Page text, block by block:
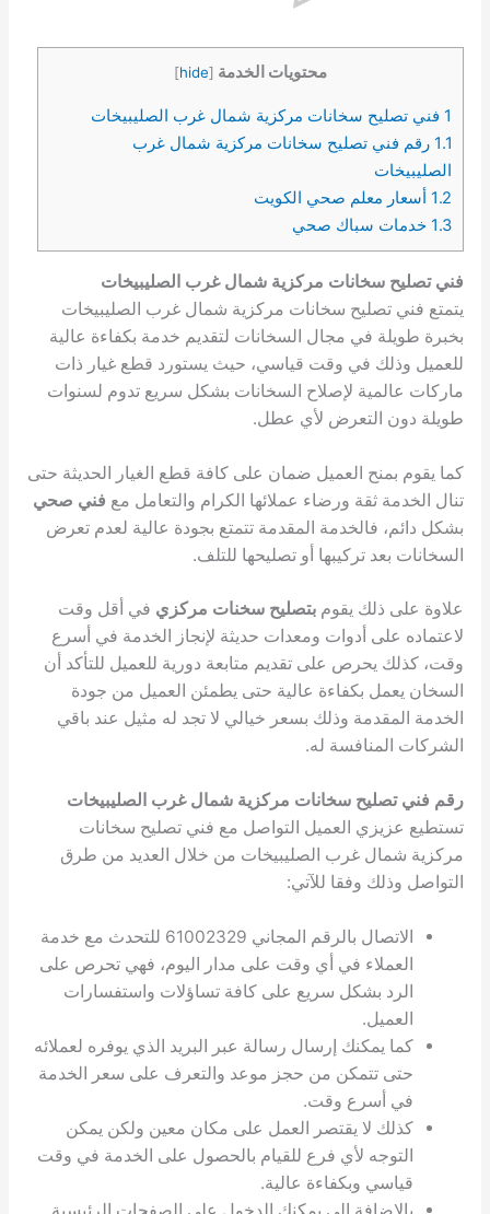
محتويات الخدمة [
hide
]
1فني تصليح سخانات مركزية شمال غرب الصليبيخات
1.1رقم فني تصليح سخانات مركزية شمال غرب
الصليبيخات
1.2أسعار معلم صحي الكويت
1.3خدمات سباك صحي
فني تصليح سخانات مركزية شمال غرب الصليبيخات
يتمتع فني تصليح سخانات مركزية شمال غرب الصليبيخات
بخبرة طويلة في مجال السخانات لتقديم خدمة بكفاءة عالية
للعميل وذلك في وقت قياسي، حيث يستورد قطع غيار ذات
ماركات عالمية لإصلاح السخانات بشكل سريع تدوم لسنوات
طويلة دون التعرض لأي عطل.
كما يقوم بمنح العميل ضمان على كافة قطع الغيار الحديثة حتى
تنال الخدمة ثقة ورضاء عملائها الكرام والتعامل مع فني صحي
بشكل دائم، فالخدمة المقدمة تتمتع بجودة عالية لعدم تعرض
السخانات بعد تركيبها أو تصليحها للتلف.
علاوة على ذلك يقوم بتصليح سخنات مركزي في أقل وقت
لاعتماده على أدوات ومعدات حديثة لإنجاز الخدمة في أسرع
وقت، كذلك يحرص على تقديم متابعة دورية للعميل للتأكد أن
السخان يعمل بكفاءة عالية حتى يطمئن العميل من جودة
الخدمة المقدمة وذلك بسعر خيالي لا تجد له مثيل عند باقي
الشركات المنافسة له.
رقم فني تصليح سخانات مركزية شمال غرب الصليبيخات
تستطيع عزيزي العميل التواصل مع فني تصليح سخانات
مركزية شمال غرب الصليبيخات من خلال العديد من طرق
التواصل وذلك وفقا للآتي:
الاتصال بالرقم المجاني 61002329 للتحدث مع خدمة
العملاء في أي وقت على مدار اليوم، فهي تحرص على
الرد بشكل سريع على كافة تساؤلات واستفسارات
العميل.
كما يمكنك إرسال رسالة عبر البريد الذي يوفره لعملائه
حتى تتمكن من حجز موعد والتعرف على سعر الخدمة
في أسرع وقت.
كذلك لا يقتصر العمل على مكان معين ولكن يمكن
التوجه لأي فرع للقيام بالحصول على الخدمة في وقت
قياسي وبكفاءة عالية.